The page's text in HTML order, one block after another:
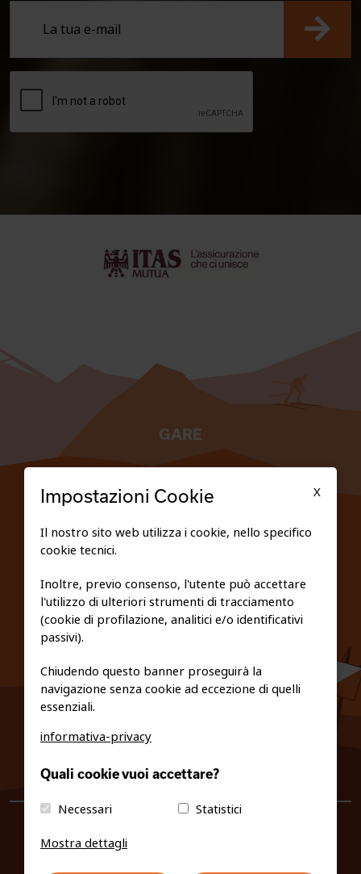
GARE
PRIVACY E COOKIE POLICY
info@fiso.it|fiso@pec-mail.eu
X
Impostazioni Cookie
Il nostro sito web utilizza i cookie, nello specifico
cookie tecnici.
Inoltre, previo consenso, l'utente può accettare
l'utilizzo di ulteriori strumenti di tracciamento
(cookie di profilazione, analitici e/o identificativi
passivi).
Chiudendo questo banner proseguirà la
navigazione senza cookie ad eccezione di quelli
essenziali.
informativa-privacy
Quali cookie vuoi accettare?
Necessari
Statistici
Mostra dettagli